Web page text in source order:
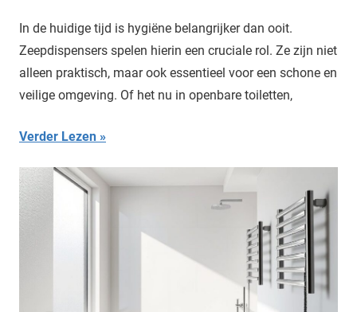
In de huidige tijd is hygiëne belangrijker dan ooit.
Zeepdispensers spelen hierin een cruciale rol. Ze zijn niet
alleen praktisch, maar ook essentieel voor een schone en
veilige omgeving. Of het nu in openbare toiletten,
Verder Lezen